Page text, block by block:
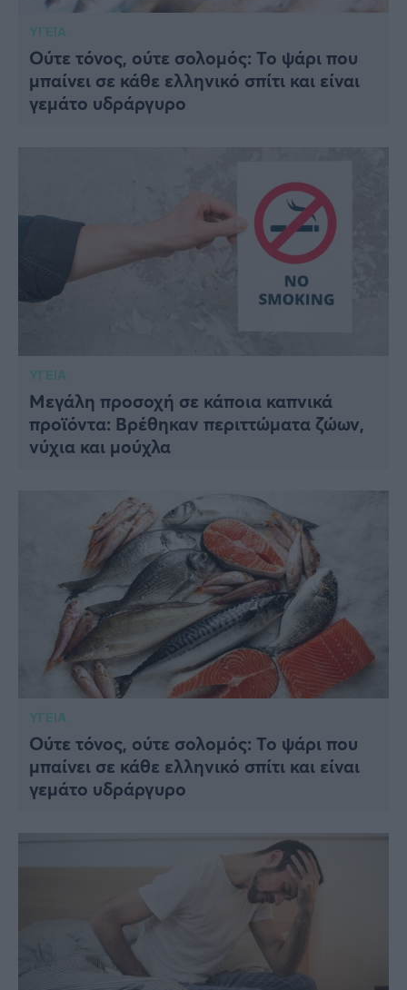
ΥΓΕΙΑ
Ούτε τόνος, ούτε σολομός: Το ψάρι που
μπαίνει σε κάθε ελληνικό σπίτι και είναι
γεμάτο υδράργυρο
ΥΓΕΙΑ
Μεγάλη προσοχή σε κάποια καπνικά
προϊόντα: Βρέθηκαν περιττώματα ζώων,
νύχια και μούχλα
ΥΓΕΙΑ
Ούτε τόνος, ούτε σολομός: Το ψάρι που
μπαίνει σε κάθε ελληνικό σπίτι και είναι
γεμάτο υδράργυρο